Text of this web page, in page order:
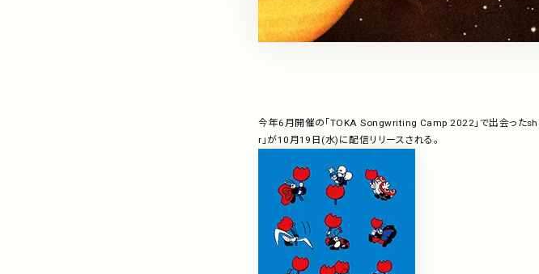
今年6月開催の「TOKA Songwriting Camp 2022」で出会った
r」が10月19日(水)に配信リリースされる。